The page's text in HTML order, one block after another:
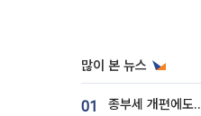
많이 본 뉴스
01